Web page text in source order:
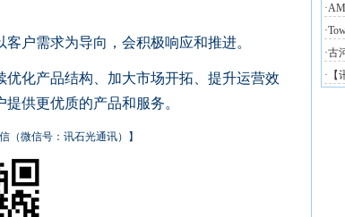
户需求为导向，会积极响应和推进。
化产品结构、加大市场开拓、提升运营效
供更优质的产品和服务。
（微信号：讯石光通讯）】